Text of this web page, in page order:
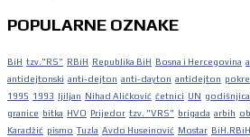
POPULARNE OZNAKE
BiH tzv."RS" RBiH Republika BiH Bosna i Hercegovina
antidejtonski anti-dejton anti-dayton antidejton
1995 1993 ljiljan Nihad Aličković četnici UN godišnjica
granice bitka HVO Prijedor tzv. "VRS" brigada arbih
Karadžić pismo Tuzla Avdo Huseinović Mostar BiH.RBiH